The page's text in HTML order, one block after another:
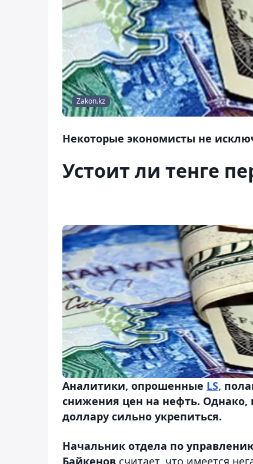
Zakon.kz
Некоторые экономисты не
Устоит ли тенге
Аналитики, опрошенные LS,
снижения цен на нефть.
доллару сильно укрепиться.
Начальник отдела по
Байкенов считает, что имеется